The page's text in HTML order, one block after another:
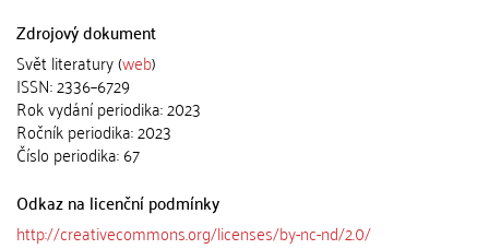
Zdrojový dokument
Svět literatury (web)
ISSN: 2336–6729
Rok vydání periodika: 2023
Ročník periodika: 2023
Číslo periodika: 67
Odkaz na licenční podmínky
http://creativecommons.org/licenses/by-nc-nd/2.0/